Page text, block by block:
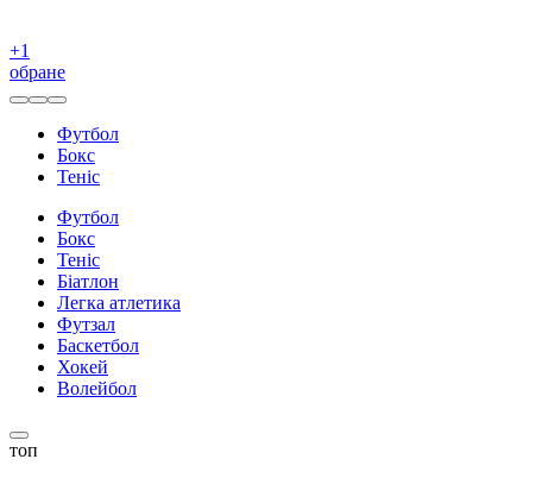
+1
обране
Футбол
Бокс
Теніс
Футбол
Бокс
Теніс
Біатлон
Легка атлетика
Футзал
Баскетбол
Хокей
Волейбол
топ